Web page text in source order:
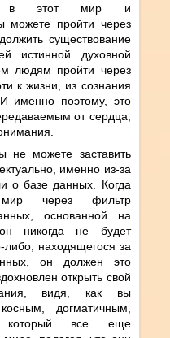
в этот мир и
можете пройти через
существование
истинной духовной
людям пройти через
к жизни, из сознания
именно поэтому, это
от сердца,
не можете заставить
именно из-за
о базе данных. Когда
через фильтр
основанной на
никогда не будет
либо, находящегося за
он должен это
открыть свой
видя, как вы
догматичным,
который все еще